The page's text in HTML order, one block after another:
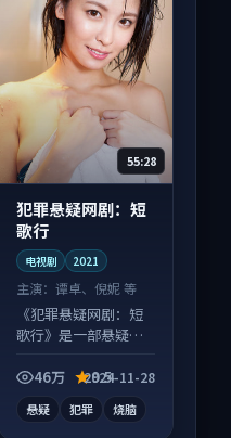
55:28
犯罪悬疑网剧：短
歌行
电视剧 2021
主演：谭卓、倪妮 等
《犯罪悬疑网剧：短
歌行》是一部悬疑向
凑信息量大，适合沉
46万 9.5
2024-11-28
悬疑 犯罪 烧脑